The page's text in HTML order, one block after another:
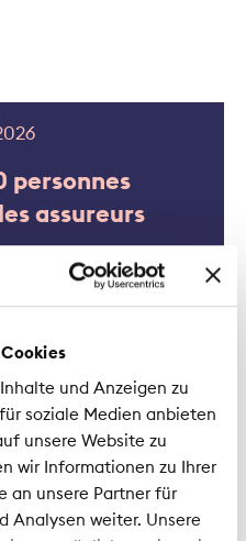
und Anzeigen zu
soziale Medien anbieten
unsere Website zu
wir Informationen zu Ihrer
an unsere Partner für
Analysen weiter. Unsere
personnes
assureurs
CEO